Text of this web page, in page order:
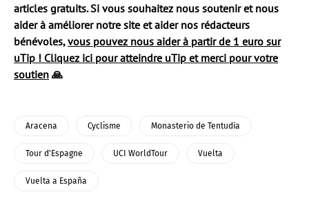
articles gratuits. Si vous souhaitez nous soutenir et nous
aider à améliorer notre site et aider nos rédacteurs
bénévoles,vous pouvez nous aider à partir de 1 euro sur
uTip ! Cliquez ici pour atteindre uTip et merci pour votre
soutien 🙏
Aracena Cyclisme Monasterio de Tentudía
Tour d'Espagne UCI WorldTour Vuelta
Vuelta a España